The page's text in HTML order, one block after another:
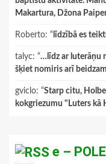
Makartura, Džona
Roberto: “ līdzībā es
talyc: “…līdz ar luterāņu
šķiet nomiris arī
gviclo: “Starp citu,
kokgriezumu "Luters kā
e –